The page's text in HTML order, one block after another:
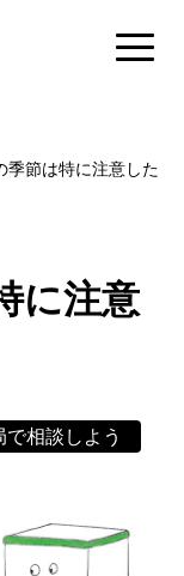
季節は特に注意した
に注意
で相談しよう